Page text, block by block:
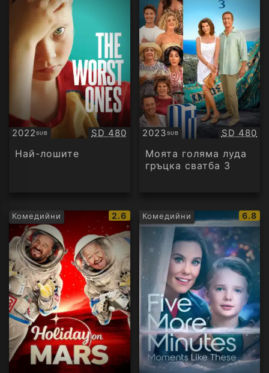
2022SUB
Субтитри Качество:
SD 480
Най-лошите
2023SUB
Субтитри SD 480
Моята голяма луда
гръцка сватба 3
Комедийни
IMDb
рейтинг:
2.6 Комедийни
IMDb
6.8